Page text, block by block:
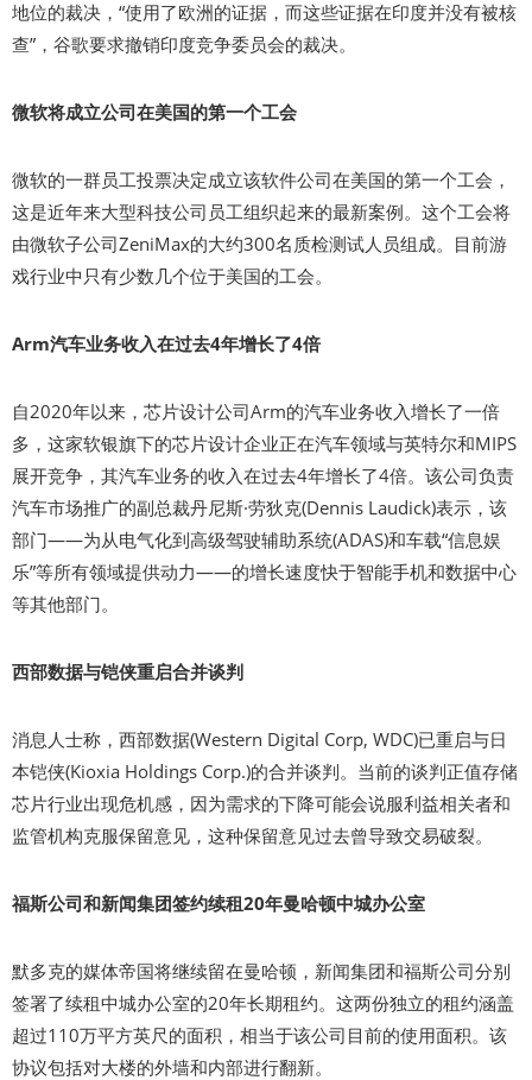
地位的裁决，“使用了欧洲的证据，而这些证据在印度并没有被核
查”，谷歌要求撤销印度竞争委员会的裁决。
微软将成立公司在美国的第一个工会
微软的一群员工投票决定成立该软件公司在美国的第一个工会，
这是近年来大型科技公司员工组织起来的最新案例。这个工会将
由微软子公司ZeniMax的大约300名质检测试人员组成。目前游
戏行业中只有少数几个位于美国的工会。
Arm汽车业务收入在过去4年增长了4倍
自2020年以来，芯片设计公司Arm的汽车业务收入增长了一倍
多，这家软银旗下的芯片设计企业正在汽车领域与英特尔和MIPS
展开竞争，其汽车业务的收入在过去4年增长了4倍。该公司负责
汽车市场推广的副总裁丹尼斯·劳狄克(Dennis Laudick)表示，该
部门——为从电气化到高级驾驶辅助系统(ADAS)和车载“信息娱
乐”等所有领域提供动力——的增长速度快于智能手机和数据中心
等其他部门。
西部数据与铠侠重启合并谈判
消息人士称，西部数据(Western Digital Corp, WDC)已重启与日
本铠侠(Kioxia Holdings Corp.)的合并谈判。当前的谈判正值存储
芯片行业出现危机感，因为需求的下降可能会说服利益相关者和
监管机构克服保留意见，这种保留意见过去曾导致交易破裂。
福斯公司和新闻集团签约续租20年曼哈顿中城办公室
默多克的媒体帝国将继续留在曼哈顿，新闻集团和福斯公司分别
签署了续租中城办公室的20年长期租约。这两份独立的租约涵盖
超过110万平方英尺的面积，相当于该公司目前的使用面积。该
协议包括对大楼的外墙和内部进行翻新。